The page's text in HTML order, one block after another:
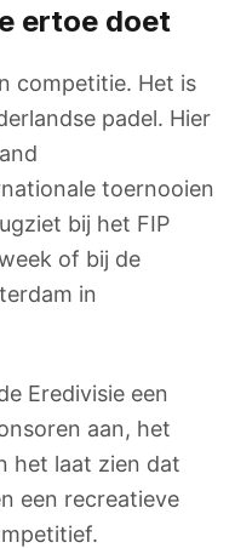
ertoe doet
competitie. Het is
padel. Hier
toernooien
bij het FIP
of bij de
in
Eredivisie een
aan, het
het laat zien dat
een recreatieve